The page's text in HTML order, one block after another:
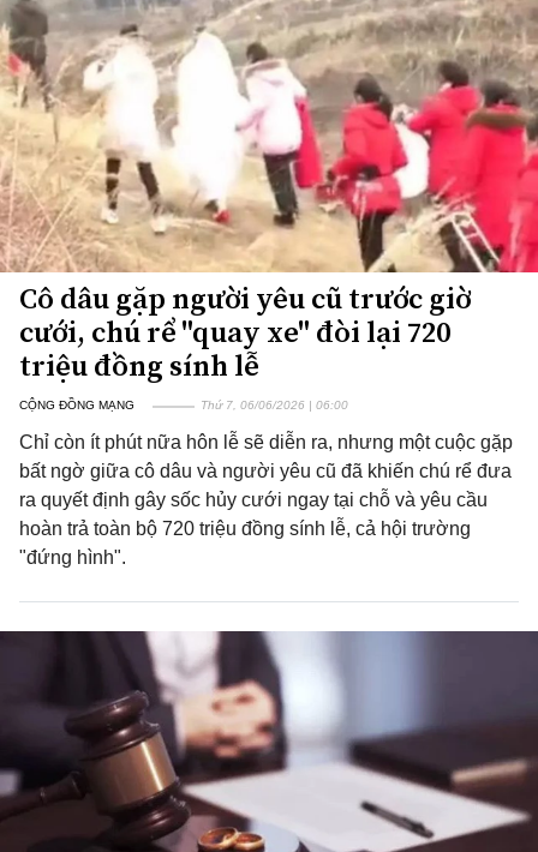
Cô dâu gặp người yêu cũ trước giờ
cưới, chú rể "quay xe" đòi lại 720
triệu đồng sính lễ
CỘNG ĐỒNG MẠNG Thứ 7, 06/06/2026 | 06:00
Chỉ còn ít phút nữa hôn lễ sẽ diễn ra, nhưng một cuộc gặp
bất ngờ giữa cô dâu và người yêu cũ đã khiến chú rể đưa
ra quyết định gây sốc hủy cưới ngay tại chỗ và yêu cầu
hoàn trả toàn bộ 720 triệu đồng sính lễ, cả hội trường
"đứng hình".